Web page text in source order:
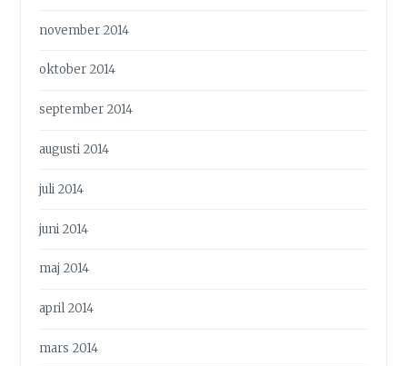
november 2014
oktober 2014
september 2014
augusti 2014
juli 2014
juni 2014
maj 2014
april 2014
mars 2014